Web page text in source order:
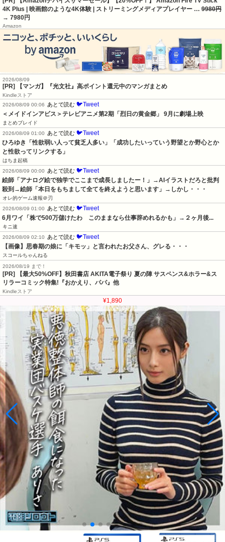
4K Plus | 映画館のような4K体験 | ストリーミングメディアプレイヤー … 9980円
→ 7980円
Amazon
2026/08/09
[PR] 【マンガ】『光文社』高ポイント還元中のマンガまとめ
Kindleストア
2026/08/09 00:06
あとで読む 🐦Tweet
＜メイドインアビス＞テレビアニメ第2期「烈日の黄金郷」 9月に劇場上映
まとめブレイド
2026/08/09 01:00
あとで読む 🐦Tweet
ひろゆき「性欲弱い人って貧乏人多い」「成功したいっていう野望とか野心とか
と性欲ってリンクする」
はちま起稿
2026/08/09 00:00
あとで読む 🐦Tweet
絵師「アナログ絵で独学でここまで成長しましたー！」→AIイラストだろと批判
殺到→絵師「本日をもちまして全てを終えようと思います」→しかし・・・
オレ的ゲーム速報＠刃
2026/08/09 01:00
あとで読む 🐦Tweet
6月ワイ「株で500万儲けたわ　このままなら仕事辞めれるかも」→２ヶ月後...
キニ速
2026/08/09 02:10
あとで読む 🐦Tweet
【画像】思春期の娘に「キモッ」と言われたお父さん、グレる・・・
スコールちゃんねる
2026/08/19 まで！
[PR] 【最大50%OFF】秋田書店 AKITA電子祭り 夏の陣 サスペンス&ホラー&ス
リラーコミック特集!『おかえり、パパ』他
Kindleストア
¥1,890